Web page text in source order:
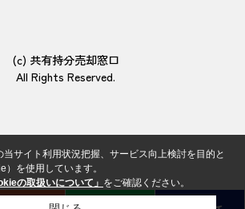
(c) 共有持分売却窓口
All Rights Reserved.
サイト利用状況把握、サービス向上検討を目的と
を使用しています。
の取扱いについて」 をご確認ください。